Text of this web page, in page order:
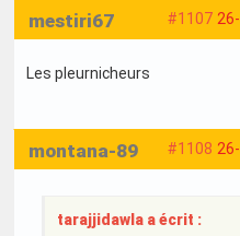
#1107
mestiri67
Les pleurnicheurs
#1108
montana-89
tarajjidawla a écrit :